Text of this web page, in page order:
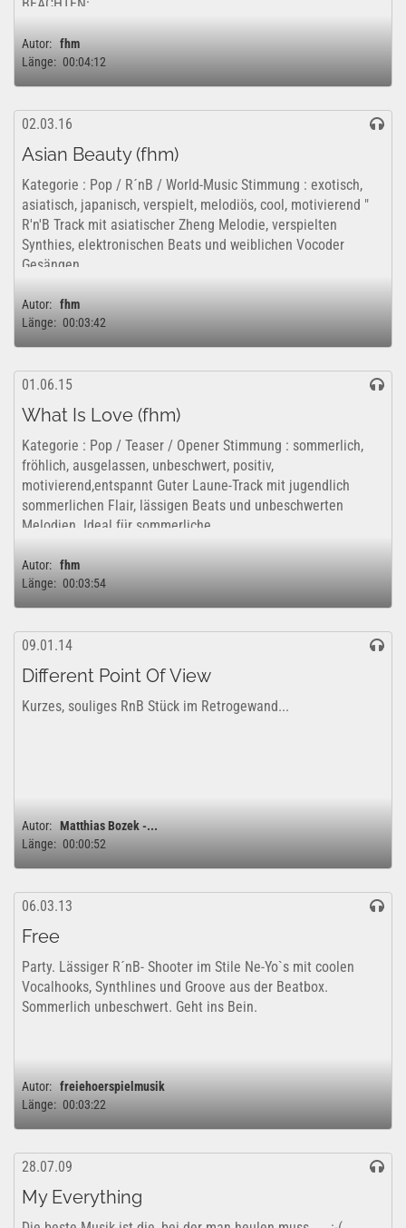
BEACHTEN: ...
Autor: fhm
Länge: 00:04:12
02.03.16
Asian Beauty (fhm)
Kategorie : Pop / R´nB / World-Music Stimmung : exotisch,
asiatisch, japanisch, verspielt, melodiös, cool, motivierend "
R'n'B Track mit asiatischer Zheng Melodie, verspielten
Synthies, elektronischen Beats und weiblichen Vocoder
Gesängen....
Autor: fhm
Länge: 00:03:42
01.06.15
What Is Love (fhm)
Kategorie : Pop / Teaser / Opener Stimmung : sommerlich,
fröhlich, ausgelassen, unbeschwert, positiv,
motivierend,entspannt Guter Laune-Track mit jugendlich
sommerlichen Flair, lässigen Beats und unbeschwerten
Melodien. Ideal für sommerliche...
Autor: fhm
Länge: 00:03:54
09.01.14
Different Point Of View
Kurzes, souliges RnB Stück im Retrogewand...
Autor: Matthias Bozek -...
Länge: 00:00:52
06.03.13
Free
Party. Lässiger R´nB- Shooter im Stile Ne-Yo`s mit coolen
Vocalhooks, Synthlines und Groove aus der Beatbox.
Sommerlich unbeschwert. Geht ins Bein.
Autor: freiehoerspielmusik
Länge: 00:03:22
28.07.09
My Everything